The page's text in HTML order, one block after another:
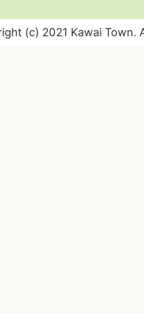
(c) 2021 Kawai Town.